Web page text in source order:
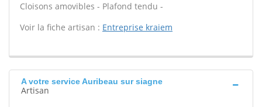
Cloisons amovibles - Plafond tendu -
Voir la fiche artisan : Entreprise kraiem
A votre service Auribeau sur siagne
Artisan